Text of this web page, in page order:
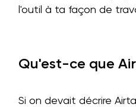
l'outil à ta façon de
Qu'est-ce que
Si on devait décrire